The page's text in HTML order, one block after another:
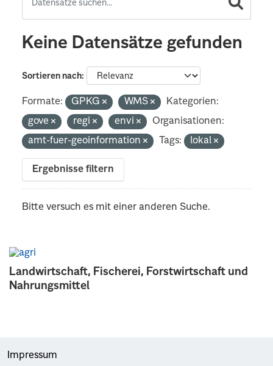
Landwirtschaft, Fischerei, Forstwirtschaft und
Nahrungsmittel
Keine Datensätze gefunden
Sortieren nach
Formate: GPKG WMS
Kategorien:
gove
regi envi
Organisationen:
amt-fuer-geoinformation
Tags: lokal
Ergebnisse filtern
Bitte versuch es mit einer anderen Suche.
Impressum